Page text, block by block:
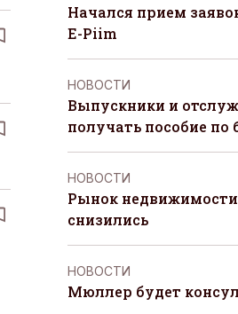
Начался прием
E-Piim
НОВОСТИ
Выпускники и
получать пособие по
НОВОСТИ
Рынок
снизились
НОВОСТИ
Мюллер будет